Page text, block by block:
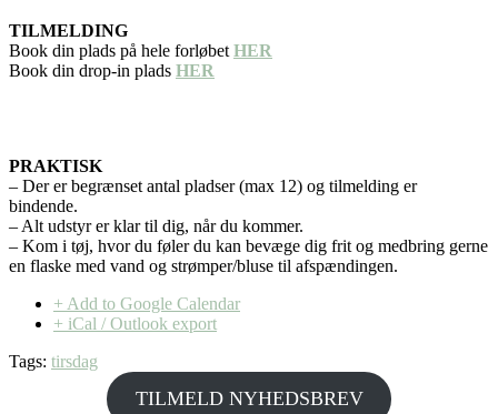
TILMELDING
Book din plads på hele forløbetHER
Book din drop-in plads HER
PRAKTISK
– Der er begrænset antal pladser (max 12) og tilmelding er
bindende.
– Alt udstyr er klar til dig, når du kommer.
– Kom i tøj, hvor du føler du kan bevæge dig frit og medbring gerne
en flaske med vand og strømper/bluse til afspændingen.
+ Add to Google Calendar
+ iCal / Outlook export
Tags: tirsdag
TILMELD NYHEDSBREV